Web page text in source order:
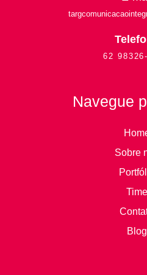
62
Navegue
Sobre
Time
Blog